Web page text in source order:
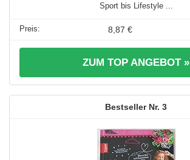
Sport bis Lifestyle ...
8,87 €
ZUM TOP ANGEBOT »
3